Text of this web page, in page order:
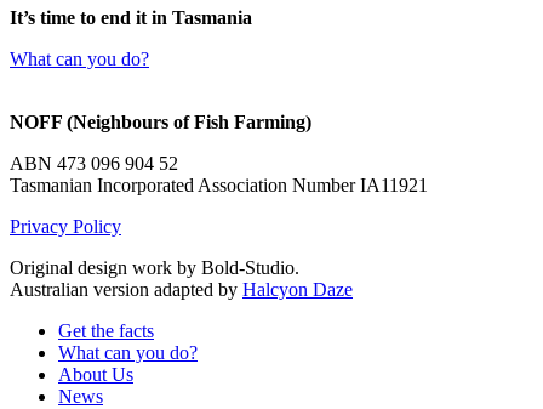
It’s time to end it in Tasmania
What can you do?
NOFF (Neighbours of Fish Farming)
ABN 473 096 904 52
Tasmanian Incorporated Association Number IA11921
Privacy Policy
Original design work by Bold-Studio.
Australian version adapted by Halcyon Daze
Get the facts
What can you do?
About Us
News